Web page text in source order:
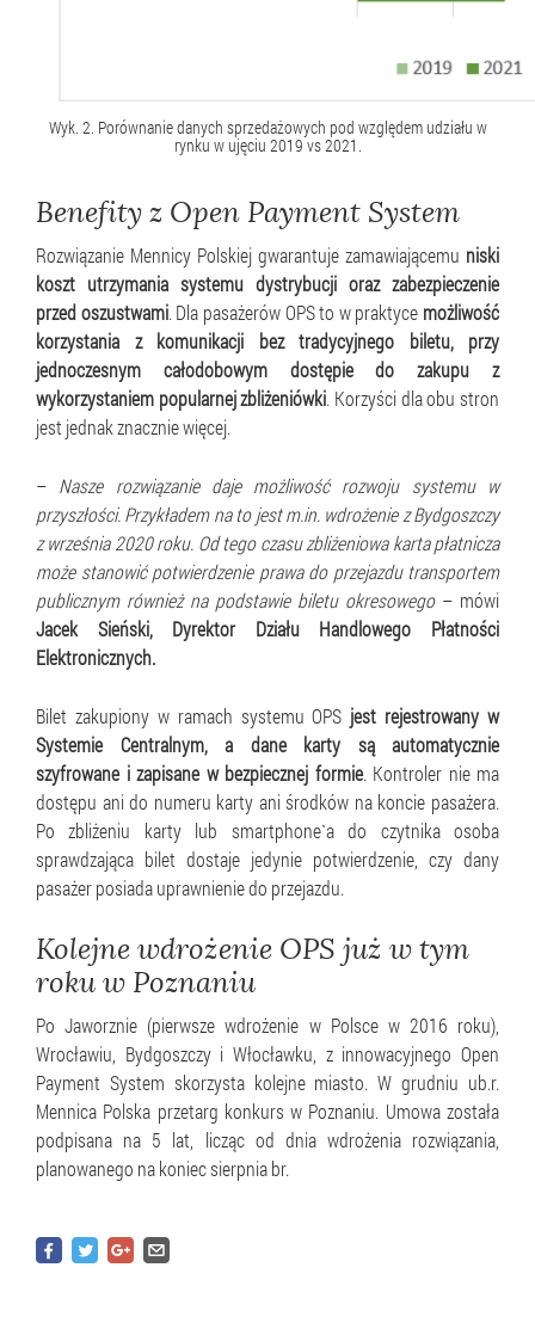
Wyk. 2. Porównanie danych sprzedażowych pod względem udziału w
rynku w ujęciu 2019 vs 2021.
Benefity z Open Payment System
Rozwiązanie Mennicy Polskiej gwarantuje zamawiającemu niski
koszt utrzymania systemu dystrybucji oraz zabezpieczenie
przed oszustwami. Dla pasażerów OPS to w praktyce możliwość
korzystania z komunikacji bez tradycyjnego biletu, przy
jednoczesnym całodobowym dostępie do zakupu z
wykorzystaniem popularnej zbliżeniówki. Korzyści dla obu stron
jest jednak znacznie więcej.
– Nasze rozwiązanie daje możliwość rozwoju systemu w
przyszłości. Przykładem na to jest m.in. wdrożenie z Bydgoszczy
z września 2020 roku. Od tego czasu zbliżeniowa karta płatnicza
może stanowić potwierdzenie prawa do przejazdu transportem
publicznym również na podstawie biletu okresowego– mówi
Jacek Sieński, Dyrektor Działu Handlowego Płatności
Elektronicznych.
Bilet zakupiony w ramach systemu OPS jest rejestrowany w
Systemie Centralnym, a dane karty są automatycznie
szyfrowane i zapisane w bezpiecznej formie. Kontroler nie ma
dostępu ani do numeru karty ani środków na koncie pasażera.
Po zbliżeniu karty lub smartphone`a do czytnika osoba
sprawdzająca bilet dostaje jedynie potwierdzenie, czy dany
pasażer posiada uprawnienie do przejazdu.
Kolejne wdrożenie OPS już w tym
roku w Poznaniu
Po Jaworznie (pierwsze wdrożenie w Polsce w 2016 roku),
Wrocławiu, Bydgoszczy i Włocławku, z innowacyjnego Open
Payment System skorzysta kolejne miasto. W grudniu ub.r.
Mennica Polska przetarg konkurs w Poznaniu. Umowa została
podpisana na 5 lat, licząc od dnia wdrożenia rozwiązania,
planowanego na koniec sierpnia br.